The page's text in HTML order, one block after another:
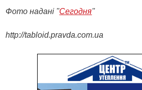
Фото надані "Сегодня"
http://tabloid.pravda.com.ua